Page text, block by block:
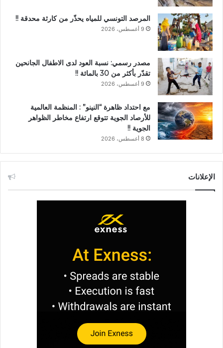
المرصد التونسي للمياه يحذّر من كارثة محدقة !!
9 أغسطس، 2026
مصدر رسمي: نسبة العود لدى الاطفال الجانحين
تقدّر بأكثر من 30 بالمائة !!
9 أغسطس، 2026
مع احتداد ظاهرة “النينو” : المنظمة العالمية
للأرصاد الجوية تتوقع ارتفاع مخاطر الظواهر
الجوية !!
8 أغسطس، 2026
الإعلانات